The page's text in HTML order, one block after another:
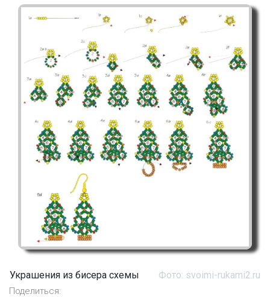
Украшения из бисера схемы Фото: svoimi-rukami2.ru
Поделиться: